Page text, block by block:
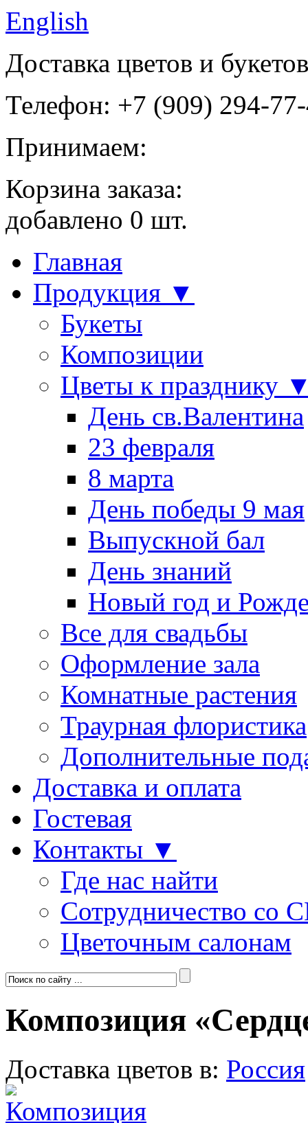
English
Доставка цветов и
Телефон: +7 (909) 294-
Принимаем:
Корзина заказа:
добавлено 0 шт.
Главная
Продукция ▼
Букеты
Композиции
Цветы к празднику
День св.Валентина
23 февраля
8 марта
День победы 9 мая
Выпускной бал
День знаний
Новый год и
Все для свадьбы
Оформление зала
Комнатные растения
Траурная флористика
Дополнительные
Доставка и оплата
Гостевая
Контакты ▼
Где нас найти
Сотрудничество со
Цветочным салонам
Композиция
Доставка цветов в: Россия